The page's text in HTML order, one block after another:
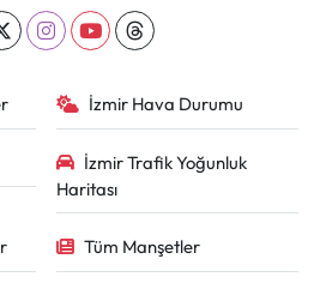
İzmir Hava Durumu
İzmir Trafik Yoğunluk
Haritası
Tüm Manşetler